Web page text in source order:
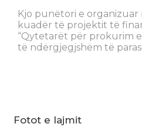
Kjo punëtori e
kuadër të projektit të
“Qytetarët për prokurim
të ndërgjegjshëm të
Fotot e lajmit